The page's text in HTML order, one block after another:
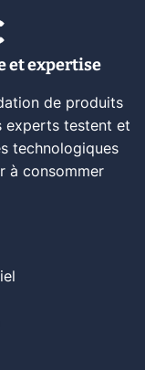
et expertise
de produits
experts testent et
technologiques
à consommer